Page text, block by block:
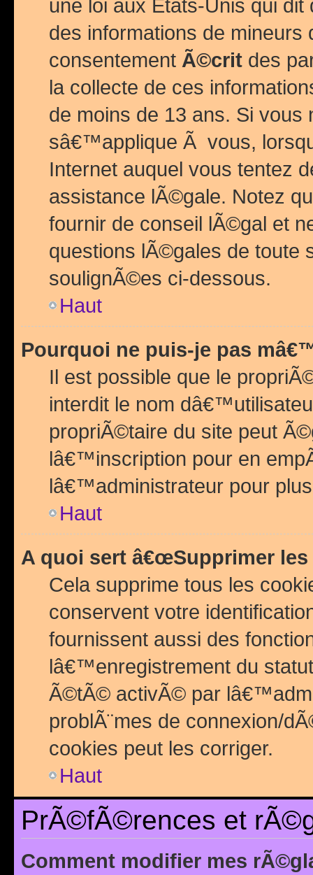
une loi aux Etats-Unis qui
des informations de mineurs
consentement Ã©crit des
la collecte de ces
de moins de 13 ans. Si
sâ€™applique Ã vous,
Internet auquel vous tentez
assistance lÃ©gale. Notez
fournir de conseil lÃ©gal et
questions lÃ©gales de
soulignÃ©es ci-dessous.
Haut
Pourquoi ne puis-je pas
Il est possible que le
interdit le nom
propriÃ©taire du site peut
lâ€™inscription pour en
lâ€™administrateur pour
Haut
A quoi sert â€œSupprimer les
Cela supprime tous les
conservent votre
fournissent aussi des
lâ€™enregistrement du
Ã©tÃ© activÃ© par
problÃ¨mes de connexion/
cookies peut les corriger.
Haut
PrÃ©fÃ©rences et
Comment modifier mes